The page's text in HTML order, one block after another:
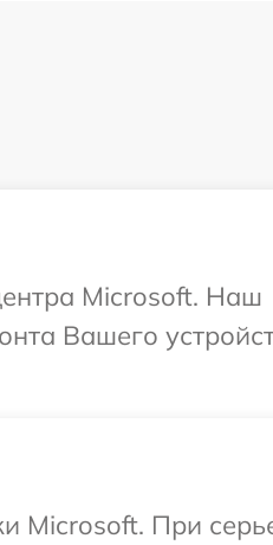
Microsoft. Наш
Вашего
Microsoft. При